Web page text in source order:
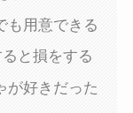
も用意できる
と損をする
が好きだった